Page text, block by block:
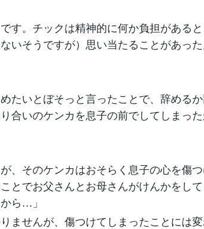
す。チックは精神的に何か負担がある
いそうですが）思い当たることがあっ
たいとぼそっと言ったことで、辞める
合いのケンカを息子の前でしてしまっ
、そのケンカはおそらく息子の心を傷つ
とでお父さんとお母さんがけんかをし
ら…」
ませんが、傷つけてしまったことには